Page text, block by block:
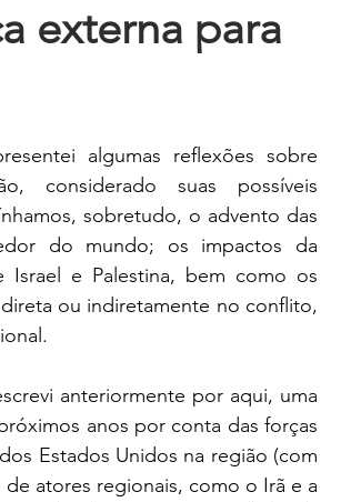
externa para
algumas reflexões sobre
considerado suas possíveis
sobretudo, o advento das
do mundo; os impactos da
e Palestina, bem como os
ou indiretamente no conflito,
anteriormente por aqui, uma
anos por conta das forças
Estados Unidos na região (com
atores regionais, como o Irã e a